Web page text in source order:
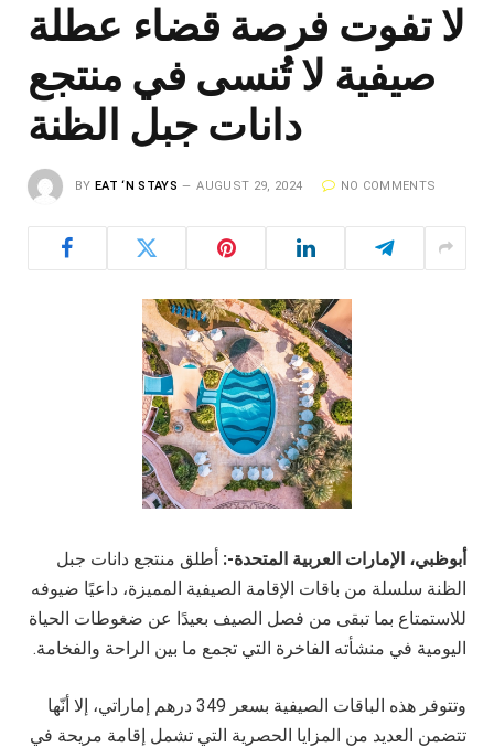
لا تفوت فرصة قضاء عطلة
صيفية لا تُنسى في منتجع
دانات جبل الظنة
BY EAT ‘N STAYS AUGUST 29, 2024 NO COMMENTS
أبوظبي، الإمارات العربية المتحدة-: أطلق منتجع دانات جبل
الظنة سلسلة من باقات الإقامة الصيفية المميزة، داعيًا ضيوفه
للاستمتاع بما تبقى من فصل الصيف بعيدًا عن ضغوطات الحياة
اليومية في منشأته الفاخرة التي تجمع ما بين الراحة والفخامة.
وتتوفر هذه الباقات الصيفية بسعر 349 درهم إماراتي، إلا أنّها
تتضمن العديد من المزايا الحصرية التي تشمل إقامة مريحة في